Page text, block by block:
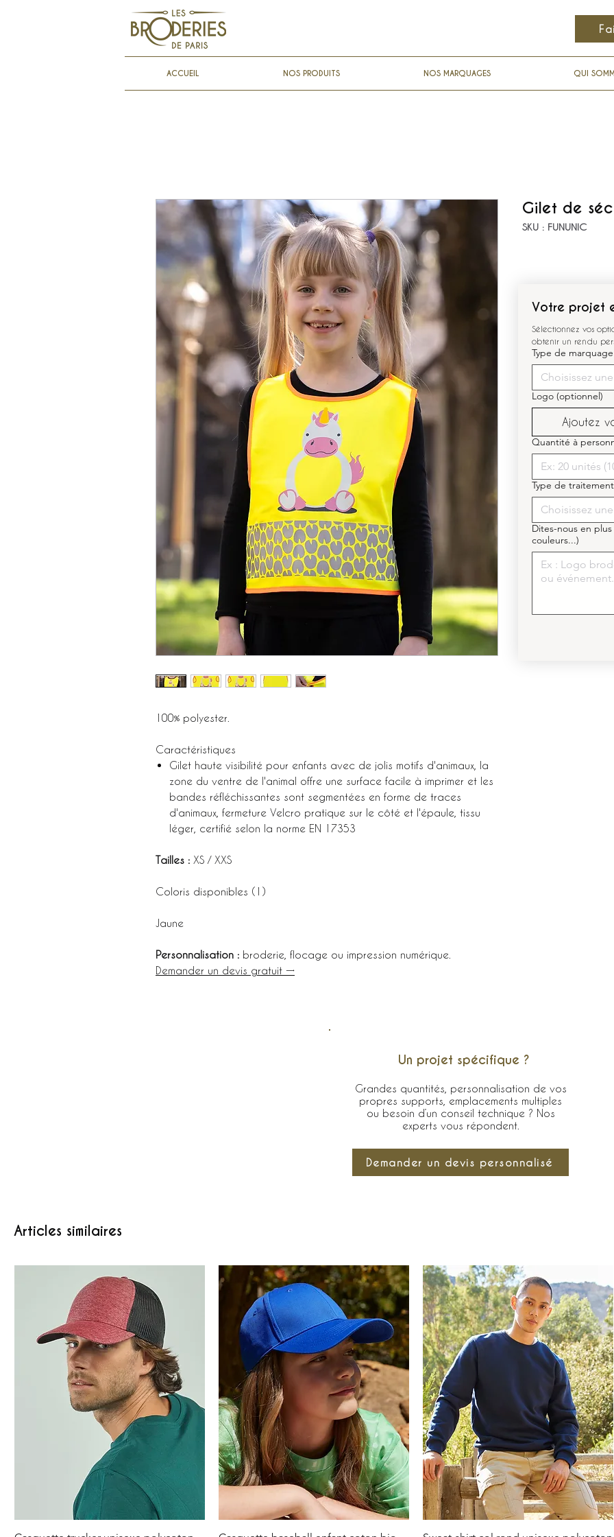
ACCUEIL NOS PRODUITS NOS MARQUAGES QUI
100% polyester.
Caractéristiques
Gilet haute visibilité pour enfants avec de jolis motifs d'animaux, la
zone du ventre de l'animal offre une surface facile à imprimer et les
bandes réfléchissantes sont segmentées en forme de traces
d'animaux, fermeture Velcro pratique sur le côté et l'épaule, tissu
léger, certifié selon la norme EN 17353
Tailles : XS / XXS
Coloris disponibles (1)
Jaune
Personnalisation : broderie, flocage ou impression numérique.
Demander un devis gratuit →
Gilet de
SKU : FUNUNIC
Votre projet
Sélectionnez vos
obtenir un rendu
Type de marquage
Choisissez
Logo (optionnel)
Ajoutez
Quantité à
Type de traitement
Choisissez
Dites-nous en
couleurs...)
Un projet spécifique ?
Grandes quantités, personnalisation de vos
propres supports, emplacements multiples
ou besoin d’un conseil technique ? Nos
experts vous répondent.
Demander un devis personnalisé
Articles similaires